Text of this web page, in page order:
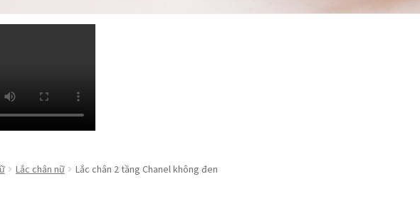
Lắc chân nữ Lắc chân 2 tầng Chanel không đen